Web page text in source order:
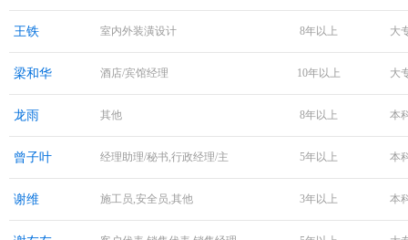
王铁 室内外装潢设计 8年以上 大
梁和华 酒店/宾馆经理 10年以上 大
龙雨 其他 8年以上 本
曾子叶 经理助理/秘书,行政经理/主 5年以上 本
谢维 施工员,安全员,其他 3年以上 本